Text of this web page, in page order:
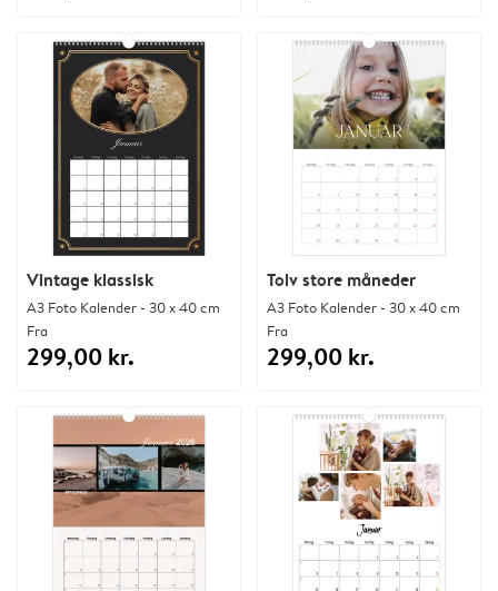
Vintage klassisk
A3 Foto Kalender - 30 x 40 cm
Fra
299,00 kr.
Tolv store måneder
A3 Foto Kalender - 30 x 40 cm
Fra
299,00 kr.